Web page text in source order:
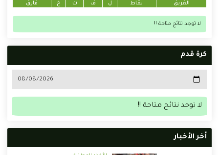
الفريق نقاط ل ف ت خ فارق
لا توجد نتائج متاحة !!
كرة قدم
لا توجد نتائج متاحة !!
أخر الأخبار